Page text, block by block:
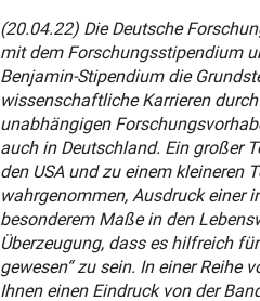
(20.04.22) Die Deutsche
mit dem Forschungsstipendium
Benjamin-Stipendium die
wissenschaftliche Karrieren
unabhängigen
auch in Deutschland. Ein großer
den USA und zu einem kleineren
wahrgenommen, Ausdruck einer
besonderem Maße in den
Überzeugung, dass es hilfreich
gewesen“ zu sein. In einer Reihe
Ihnen einen Eindruck von der